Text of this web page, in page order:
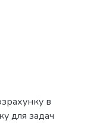
в
для задач